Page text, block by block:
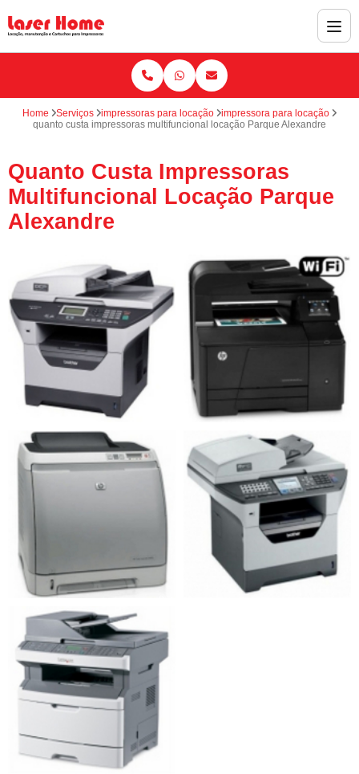
Home Serviços impressoras para locação
impressora para locação
quanto custa impressoras multifuncional locação Parque Alexandre
Quanto Custa Impressoras
Multifuncional Locação Parque
Alexandre